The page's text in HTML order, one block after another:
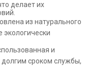
делает их
из натурального
экологически
и
сроком службы,